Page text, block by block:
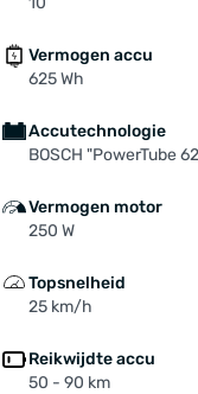
Vermogen accu
625 Wh
Accutechnologie
BOSCH "PowerTube
Vermogen motor
250 W
Topsnelheid
25 km/h
Reikwijdte accu
50 - 90 km